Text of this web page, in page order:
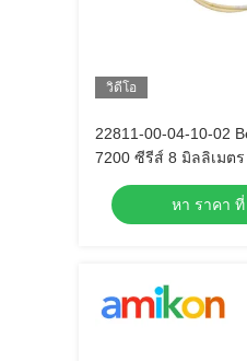
วิดีโอ
22811-00-04-10-02
7200 ซีรีส์ 8 มิลลิเมตร
หา ราคา